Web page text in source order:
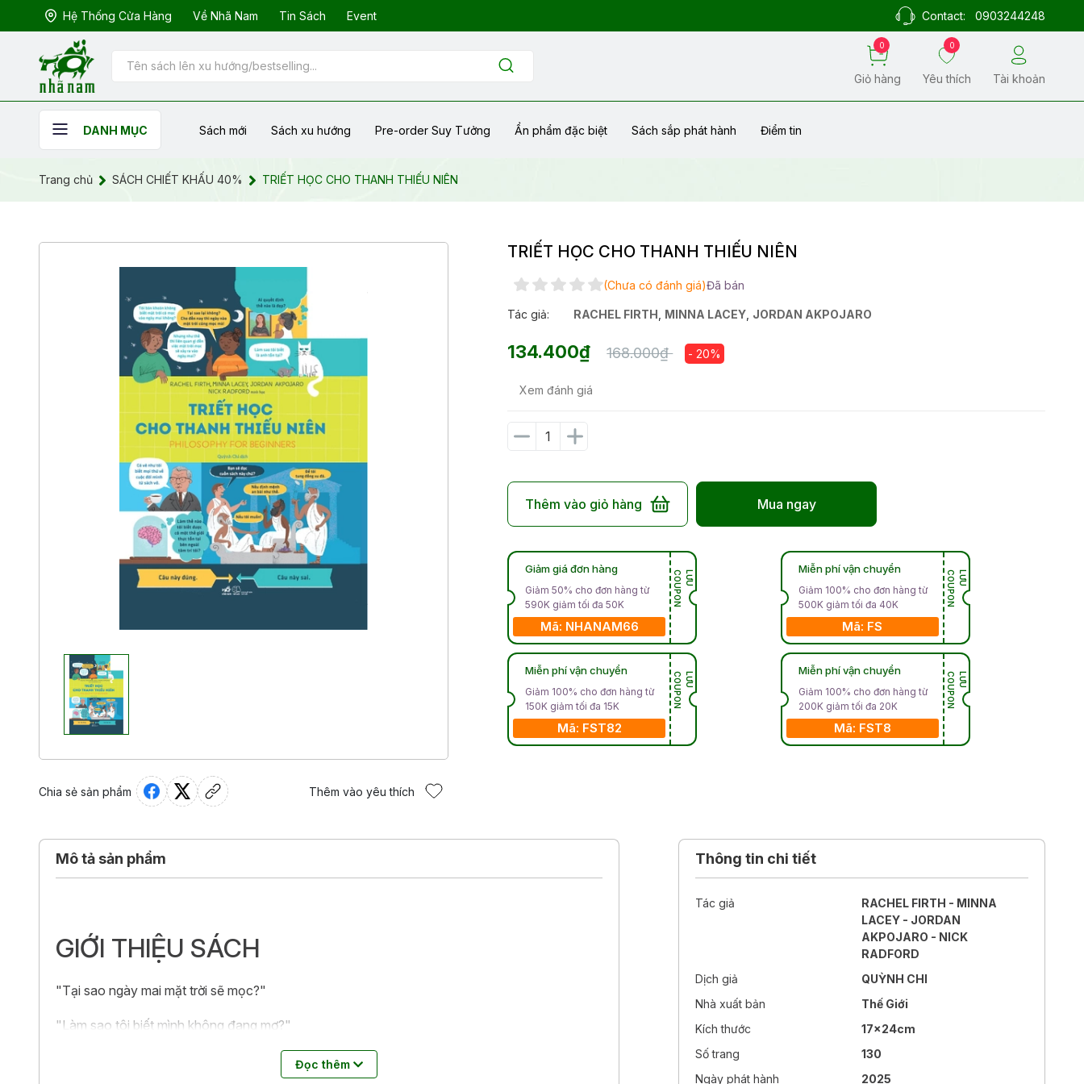
Hệ Thống Cửa Hàng Về Nhã Nam Tin Sách Event Contact: 0903244248
0
Giỏ hàng
0
Yêu thích Tài khoản
DANH MỤC Sách mới Sách xu hướng Pre-order Suy Tưởng Ẩn phẩm đặc biệt Sách sắp phát hành Điểm tin
Trang chủ SÁCH CHIẾT KHẤU 40% TRIẾT HỌC CHO THANH THIẾU NIÊN
Chia sẻ sản phẩm Thêm vào yêu thích
TRIẾT HỌC CHO THANH THIẾU NIÊN
(Chưa có đánh giá)Đã bán
Tác giả: RACHEL FIRTH MINNA LACEY JORDAN AKPOJARO
134.400₫ 168.000₫ - 20%
Xem đánh giá
Thêm vào giỏ hàng Mua ngay
Giảm giá đơn hàng
Giảm 50% cho đơn hàng từ
590K giảm tối đa 50K
Mã: NHANAM66
L
Ư
U
C
O
U
P
O
N
Miễn phí vận chuyển
Giảm 100% cho đơn hàng từ
150K giảm tối đa 15K
Mã: FST82
L
Ư
U
C
O
U
P
O
N
Miễn phí vận chuyển
Giảm 100% cho đơn hàng từ
500K giảm tối đa 40K
Mã: FS
L
Ư
U
C
O
U
P
O
N
Miễn phí vận chuyển
Giảm 100% cho đơn hàng từ
200K giảm tối đa 20K
Mã: FST8
L
Ư
U
C
O
U
P
O
N
Mô tả sản phẩm
GIỚI THIỆU SÁCH
"Tại sao ngày mai mặt trời sẽ mọc?"
"Làm sao tôi biết mình không đang mơ?"
"Điều gì khiến một việc trở thành đúng hay sai?"
Đọc thêm
Thông tin chi tiết
Tác giả
RACHEL FIRTH - MINNA
LACEY - JORDAN
AKPOJARO - NICK
RADFORD
Dịch giả
QUỲNH CHI
Nhà xuất bản
Thế Giới
Kích thước
17x24cm
Số trang
130
Ngày phát hành
2025